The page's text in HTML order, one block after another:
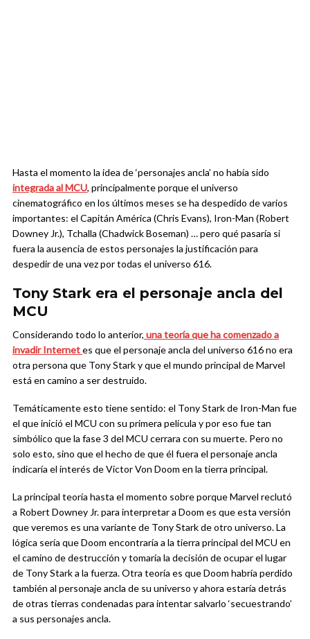
Hasta el momento la idea de ‘personajes ancla’ no había sido
integrada al MCU, principalmente porque el universo
cinematográfico en los últimos meses se ha despedido de varios
importantes: el Capitán América (Chris Evans), Iron-Man (Robert
Downey Jr.), Tchalla (Chadwick Boseman) … pero qué pasaría si
fuera la ausencia de estos personajes la justificación para
despedir de una vez por todas el universo 616.
Tony Stark era el personaje ancla del
MCU
Considerando todo lo anterior, una teoría que ha comenzado a
invadir Internetes que el personaje ancla del universo 616 no era
otra persona que Tony Stark y que el mundo principal de Marvel
está en camino a ser destruido.
Temáticamente esto tiene sentido: el Tony Stark de Iron-Man fue
el que inició el MCU con su primera película y por eso fue tan
simbólico que la fase 3 del MCU cerrara con su muerte. Pero no
solo esto, sino que el hecho de que él fuera el personaje ancla
indicaría el interés de Victor Von Doom en la tierra principal.
La principal teoría hasta el momento sobre porque Marvel reclutó
a Robert Downey Jr. para interpretar a Doom es que esta versión
que veremos es una variante de Tony Stark de otro universo. La
lógica sería que Doom encontraría a la tierra principal del MCU en
el camino de destrucción y tomaría la decisión de ocupar el lugar
de Tony Stark a la fuerza. Otra teoría es que Doom habría perdido
también al personaje ancla de su universo y ahora estaría detrás
de otras tierras condenadas para intentar salvarlo ‘secuestrando’
a sus personajes ancla.